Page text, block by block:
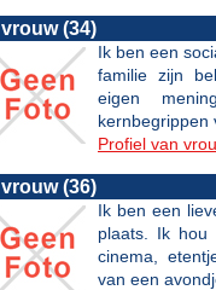
vrouw (34)
Ik ben een
familie zijn
eigen
kernbegrippen
Profiel van
vrouw (36)
Ik ben een
plaats. Ik hou
cinema,
van een